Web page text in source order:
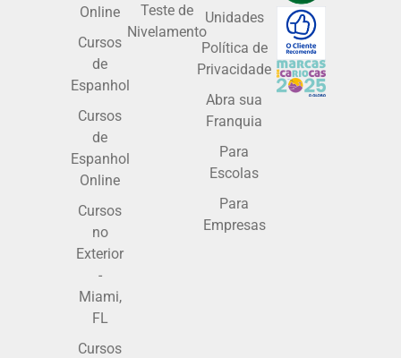
Online
Cursos
de
Espanhol
Cursos
de
Espanhol
Online
Cursos
no
Exterior
-
Miami,
FL
Cursos
Teste de
Nivelamento
Unidades
Política de
Privacidade
Abra sua
Franquia
Para
Escolas
Para
Empresas